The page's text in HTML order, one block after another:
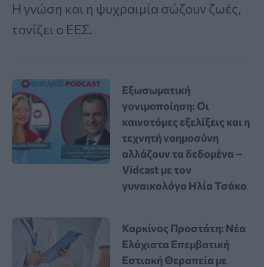
Η γνώση και η ψυχραιμία σώζουν ζωές,
τονίζει ο ΕΕΣ.
Εξωσωματική
γονιμοποίηση: Οι
καινοτόμες εξελίξεις και η
τεχνητή νοημοσύνη
αλλάζουν τα δεδομένα –
Vidcast με τον
γυναικολόγο Ηλία Τσάκο
Καρκίνος Προστάτη: Νέα
Ελάχιστα Επεμβατική
Εστιακή Θεραπεία με